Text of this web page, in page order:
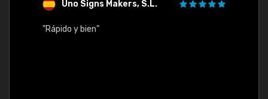
Uno Signs Makers, S.L.
"Rápido y bien"